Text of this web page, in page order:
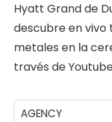
Hyatt Grand de
descubre en vivo
metales en la
través de
AGENCY